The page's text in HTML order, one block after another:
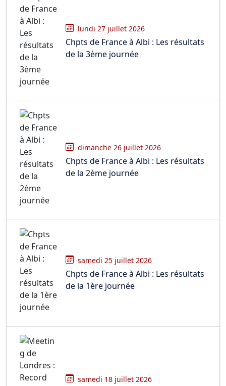
lundi 27 juillet 2026
Chpts de France à Albi : Les résultats
de la 3ème journée
dimanche 26 juillet 2026
Chpts de France à Albi : Les résultats
de la 2ème journée
samedi 25 juillet 2026
Chpts de France à Albi : Les résultats
de la 1ère journée
samedi 18 juillet 2026